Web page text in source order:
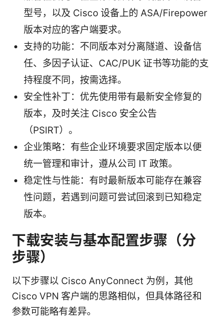
型号，以及 Cisco 设备上的 ASA/Firepower
版本对应的客户端要求。
支持的功能：不同版本对分离隧道、设备信
任、多因子认证、CAC/PUK 证书等功能的支
持程度不同，按需选择。
安全性补丁：优先使用带有最新安全修复的
版本，及时关注 Cisco 安全公告
（PSIRT）。
企业策略：有些企业环境要求固定版本以便
统一管理和审计，遵从公司 IT 政策。
稳定性与性能：有时最新版本可能存在兼容
性问题，若遇到问题可尝试回滚到已知稳定
版本。
下载安装与基本配置步骤（分
步骤）
以下步骤以 Cisco AnyConnect 为例，其他
Cisco VPN 客户端的思路相似，但具体路径和
参数可能略有差异。